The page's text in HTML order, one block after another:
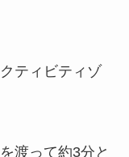
ティビティゾ
渡って約3分と